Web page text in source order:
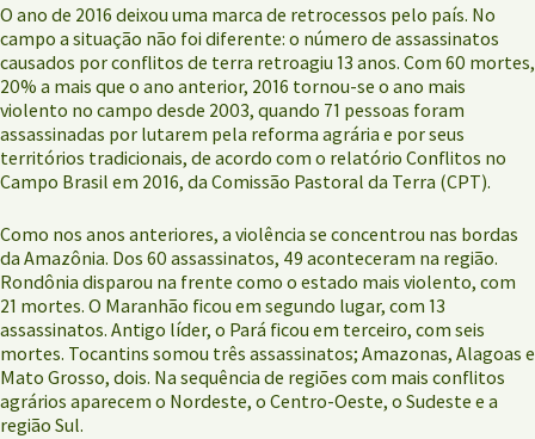
O ano de 2016 deixou uma marca de retrocessos pelo país. No
campo a situação não foi diferente: o número de assassinatos
causados por conflitos de terra retroagiu 13 anos. Com 60 mortes,
20% a mais que o ano anterior, 2016 tornou-se o ano mais
violento no campo desde 2003, quando 71 pessoas foram
assassinadas por lutarem pela reforma agrária e por seus
territórios tradicionais, de acordo com o relatório Conflitos no
Campo Brasil em 2016, da Comissão Pastoral da Terra (CPT).
Como nos anos anteriores, a violência se concentrou nas bordas
da Amazônia. Dos 60 assassinatos, 49 aconteceram na região.
Rondônia disparou na frente como o estado mais violento, com
21 mortes. O Maranhão ficou em segundo lugar, com 13
assassinatos. Antigo líder, o Pará ficou em terceiro, com seis
mortes. Tocantins somou três assassinatos; Amazonas, Alagoas e
Mato Grosso, dois. Na sequência de regiões com mais conflitos
agrários aparecem o Nordeste, o Centro-Oeste, o Sudeste e a
região Sul.